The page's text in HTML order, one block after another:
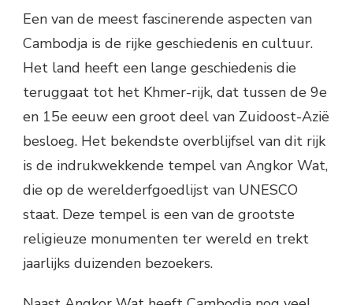
Een van de meest fascinerende aspecten van
Cambodja is de rijke geschiedenis en cultuur.
Het land heeft een lange geschiedenis die
teruggaat tot het Khmer-rijk, dat tussen de 9e
en 15e eeuw een groot deel van Zuidoost-Azië
besloeg. Het bekendste overblijfsel van dit rijk
is de indrukwekkende tempel van Angkor Wat,
die op de werelderfgoedlijst van UNESCO
staat. Deze tempel is een van de grootste
religieuze monumenten ter wereld en trekt
jaarlijks duizenden bezoekers.